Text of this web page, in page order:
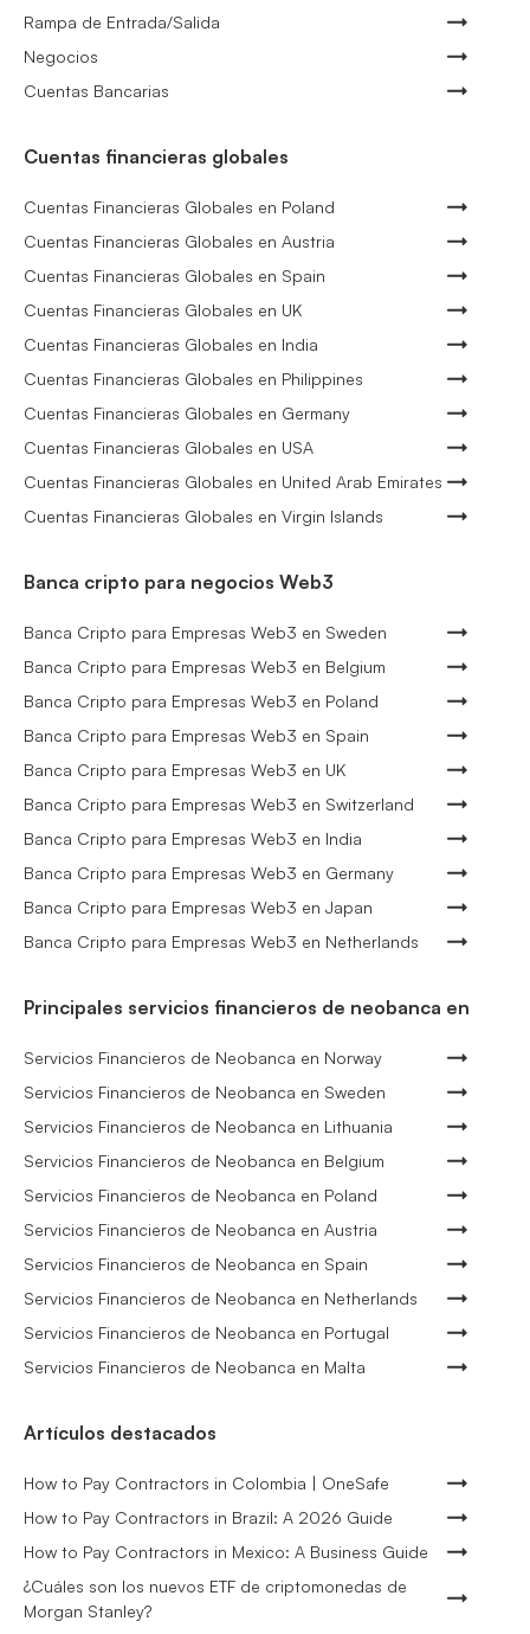
Rampa de Entrada/Salida
Negocios
Cuentas Bancarias
Cuentas financieras globales
Cuentas Financieras Globales en Poland
Cuentas Financieras Globales en Austria
Cuentas Financieras Globales en Spain
Cuentas Financieras Globales en UK
Cuentas Financieras Globales en India
Cuentas Financieras Globales en Philippines
Cuentas Financieras Globales en Germany
Cuentas Financieras Globales en USA
Cuentas Financieras Globales en United Arab Emirates
Cuentas Financieras Globales en Virgin Islands
Banca cripto para negocios Web3
Banca Cripto para Empresas Web3 en Sweden
Banca Cripto para Empresas Web3 en Belgium
Banca Cripto para Empresas Web3 en Poland
Banca Cripto para Empresas Web3 en Spain
Banca Cripto para Empresas Web3 en UK
Banca Cripto para Empresas Web3 en Switzerland
Banca Cripto para Empresas Web3 en India
Banca Cripto para Empresas Web3 en Germany
Banca Cripto para Empresas Web3 en Japan
Banca Cripto para Empresas Web3 en Netherlands
Principales servicios financieros de neobanca en
Servicios Financieros de Neobanca en Norway
Servicios Financieros de Neobanca en Sweden
Servicios Financieros de Neobanca en Lithuania
Servicios Financieros de Neobanca en Belgium
Servicios Financieros de Neobanca en Poland
Servicios Financieros de Neobanca en Austria
Servicios Financieros de Neobanca en Spain
Servicios Financieros de Neobanca en Netherlands
Servicios Financieros de Neobanca en Portugal
Servicios Financieros de Neobanca en Malta
Artículos destacados
How to Pay Contractors in Colombia | OneSafe
How to Pay Contractors in Brazil: A 2026 Guide
How to Pay Contractors in Mexico: A Business Guide
¿Cuáles son los nuevos ETF de criptomonedas de
Morgan Stanley?